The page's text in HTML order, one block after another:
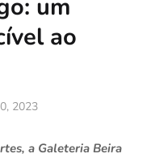
um
ao
2023
a Galeteria Beira